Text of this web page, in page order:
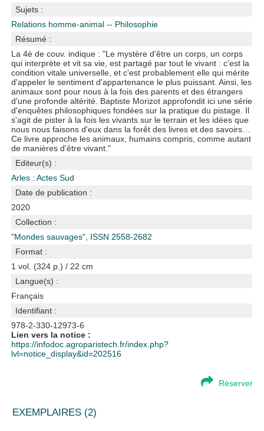
Sujets :
Relations homme-animal -- Philosophie
Résumé :
La 4è de couv. indique : "Le mystère d'être un corps, un corps
qui interprète et vit sa vie, est partagé par tout le vivant : c'est la
condition vitale universelle, et c'est probablement elle qui mérite
d'appeler le sentiment d'appartenance le plus puissant. Ainsi, les
animaux sont pour nous à la fois des parents et des étrangers
d'une profonde altérité. Baptiste Morizot approfondit ici une série
d'enquêtes philosophiques fondées sur la pratique du pistage. Il
s'agit de pister à la fois les vivants sur le terrain et les idées que
nous nous faisons d'eux dans la forêt des livres et des savoirs…
Ce livre approche les animaux, humains compris, comme autant
de manières d'être vivant."
Editeur(s) :
Arles : Actes Sud
Date de publication :
2020
Collection :
"Mondes sauvages", ISSN 2558-2682
Format :
1 vol. (324 p.) / 22 cm
Langue(s) :
Français
Identifiant :
978-2-330-12973-6
Lien vers la notice :
https://infodoc.agroparistech.fr/index.php?
lvl=notice_display&id=202516
Réserver
EXEMPLAIRES (2)